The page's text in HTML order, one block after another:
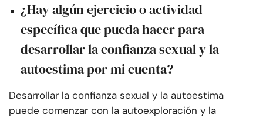
¿Hay algún ejercicio o actividad
específica que pueda hacer para
desarrollar la confianza sexual y la
autoestima por mi cuenta?
Desarrollar la confianza sexual y la autoestima
puede comenzar con la autoexploración y la